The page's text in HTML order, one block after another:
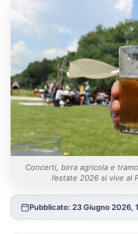
Concerti, birra agricola e
l’estate 2026 si vive al
Pubblicato: 23 Giugno 2026,